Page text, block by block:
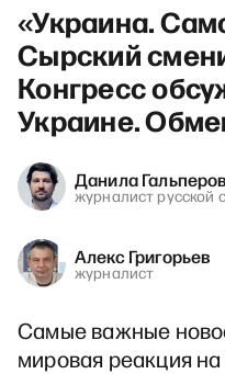
«Украина.
Сырский
Конгресс
Украине.
Данила
журналист русской
Алекс Григорьев
журналист
Самые важные
мировая реакция на